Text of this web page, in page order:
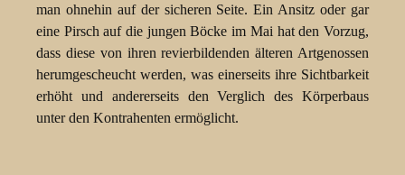
man ohnehin auf der sicheren Seite. Ein Ansitz oder gar
eine Pirsch auf die jungen Böcke im Mai hat den Vorzug,
dass diese von ihren revierbildenden älteren Artgenossen
herumgescheucht werden, was einerseits ihre Sichtbarkeit
erhöht und andererseits den Verglich des Körperbaus
unter den Kontrahenten ermöglicht.